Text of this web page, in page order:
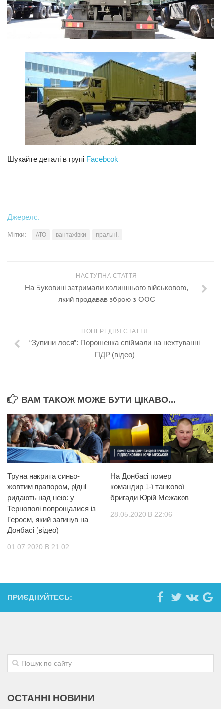
Шукайте деталі в групі Facebook
Джерело.
Мітки: АТО вантажівки пральні.
НАСТУПНА СТАТТЯ
На Буковині затримали колишнього військового,
який продавав зброю з ООС
ПОПЕРЕДНЯ СТАТТЯ
“Зупини лося”: Порошенка спіймали на нехтуванні
ПДР (відео)
ВАМ ТАКОЖ МОЖЕ БУТИ ЦІКАВО...
Труна накрита синьо-
жовтим прапором, рідні
ридають над нею: у
Тернополі попрощалися із
Героєм, який загинув на
Донбасі (відео)
01.07.2020 В 21:02
На Донбасі помер
командир 1-ї танкової
бригади Юрій Межаков
28.05.2020 В 22:06
ПРИЄДНУЙТЕСЬ:
ОСТАННІ НОВИНИ